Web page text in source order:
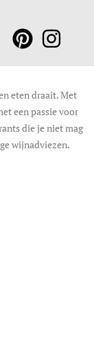
eten draait. Met
een passie voor
die je niet mag
wijnadviezen.